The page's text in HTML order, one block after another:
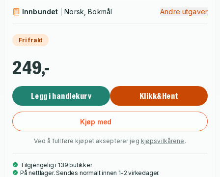
Innbundet Norsk, Bokmål Andre utgaver
Fri frakt
249,-
Legg i handlekurv Klikk&Hent
Kjøp med
Ved å fullføre kjøpet aksepterer jeg kjøpsvilkårene .
Tilgjengelig i 139 butikker
På nettlager. Sendes normalt innen 1-2 virkedager.